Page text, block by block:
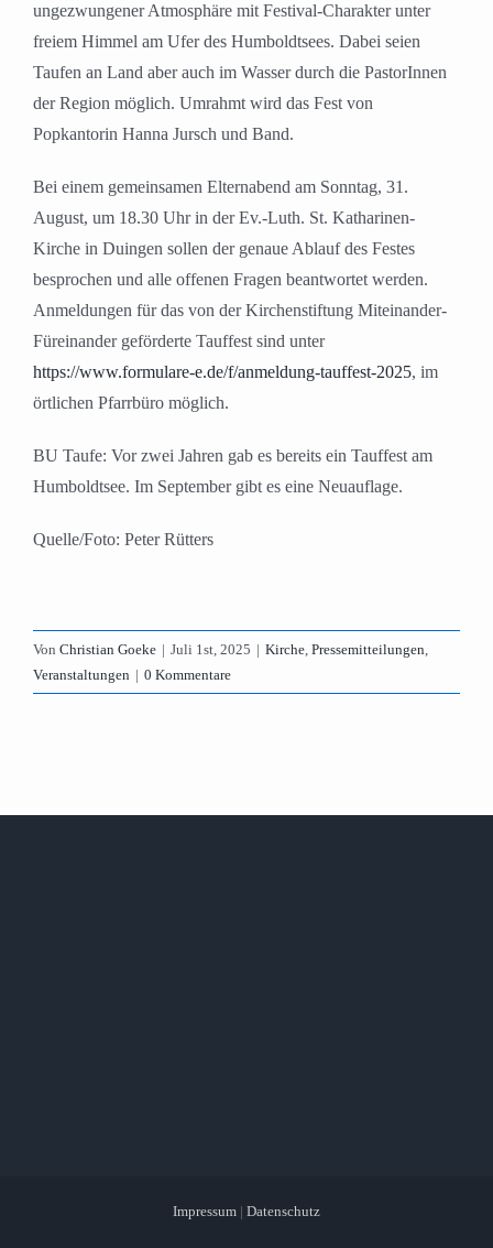
ungezwungener Atmosphäre mit Festival-Charakter unter
freiem Himmel am Ufer des Humboldtsees. Dabei seien
Taufen an Land aber auch im Wasser durch die PastorInnen
der Region möglich. Umrahmt wird das Fest von
Popkantorin Hanna Jursch und Band.
Bei einem gemeinsamen Elternabend am Sonntag, 31.
August, um 18.30 Uhr in der Ev.-Luth. St. Katharinen-
Kirche in Duingen sollen der genaue Ablauf des Festes
besprochen und alle offenen Fragen beantwortet werden.
Anmeldungen für das von der Kirchenstiftung Miteinander-
Füreinander geförderte Tauffest sind unter
https://www.formulare-e.de/f/anmeldung-tauffest-2025, im
örtlichen Pfarrbüro möglich.
BU Taufe: Vor zwei Jahren gab es bereits ein Tauffest am
Humboldtsee. Im September gibt es eine Neuauflage.
Quelle/Foto: Peter Rütters
Von Christian Goeke | Juli 1st, 2025 | Kirche, Pressemitteilungen,
Veranstaltungen | 0 Kommentare
Impressum | Datenschutz